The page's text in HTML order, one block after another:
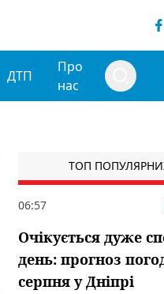
ДТП
Про
нас
ТОП
06:57
Очікується дуже
день: прогноз
серпня у Дніпрі